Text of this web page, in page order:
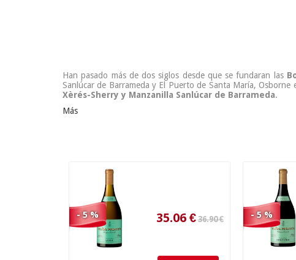
Han pasado más de dos siglos desde que se fundaran las
Sanlúcar de Barrameda y El Puerto de Santa María,
Xèrés-Sherry y Manzanilla Sanlúcar de Barrameda.
Más
- 5 % - 5 %